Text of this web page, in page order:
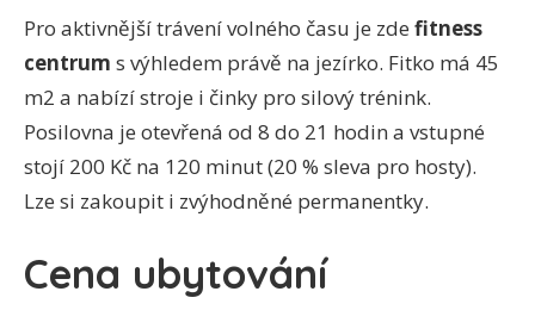
Pro aktivnější trávení volného času je zde fitness
centrum s výhledem právě na jezírko. Fitko má 45
m2 a nabízí stroje i činky pro silový trénink.
Posilovna je otevřená od 8 do 21 hodin a vstupné
stojí 200 Kč na 120 minut (20 % sleva pro hosty).
Lze si zakoupit i zvýhodněné permanentky.
Cena ubytování